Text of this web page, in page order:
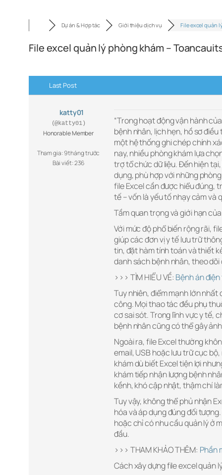
Dự án & Hợp tác Giới thiệu dịch vụ File excel quản lý
File excel quản lý phòng khám –
Last Post
katty01
(@katty01)
Honorable Member
Tham gia: 9 tháng trước
Bài viết: 236
“Trong hoạt động vận hành
bệnh nhân, lịch hẹn, hồ sơ
một hệ thống ghi chép chính
nay, nhiều phòng khám lựa
trợ tổ chức dữ liệu. Đến hiện
dụng, phù hợp với những
file Excel cần được hiểu đúng,
tế – vốn là yếu tố nhạy cảm và
Tầm quan trọng và giới hạn
Với mức độ phổ biến rộng rãi,
giúp các đơn vị y tế lưu trữ
tin, đặt hàm tính toán và thiết
danh sách bệnh nhân, theo
>>> TÌM HIỂU VỀ: Bệnh án
Tuy nhiên, điểm mạnh lớn
công. Mọi thao tác đều phụ
cơ sai sót. Trong lĩnh vực y tế,
bệnh nhân cũng có thể gây
Ngoài ra, file Excel thường
email, USB hoặc lưu trữ cục
khám dù biết Excel tiện lợi
khám tiếp nhận lượng bệnh
kềnh, khó cập nhật, thậm chí
Tuy vậy, không thể phủ nhận
hóa và áp dụng đúng đối
hoặc chỉ có nhu cầu quản lý ở
đầu.
>>> THAM KHẢO THÊM: Phần
Cách xây dựng file excel quản